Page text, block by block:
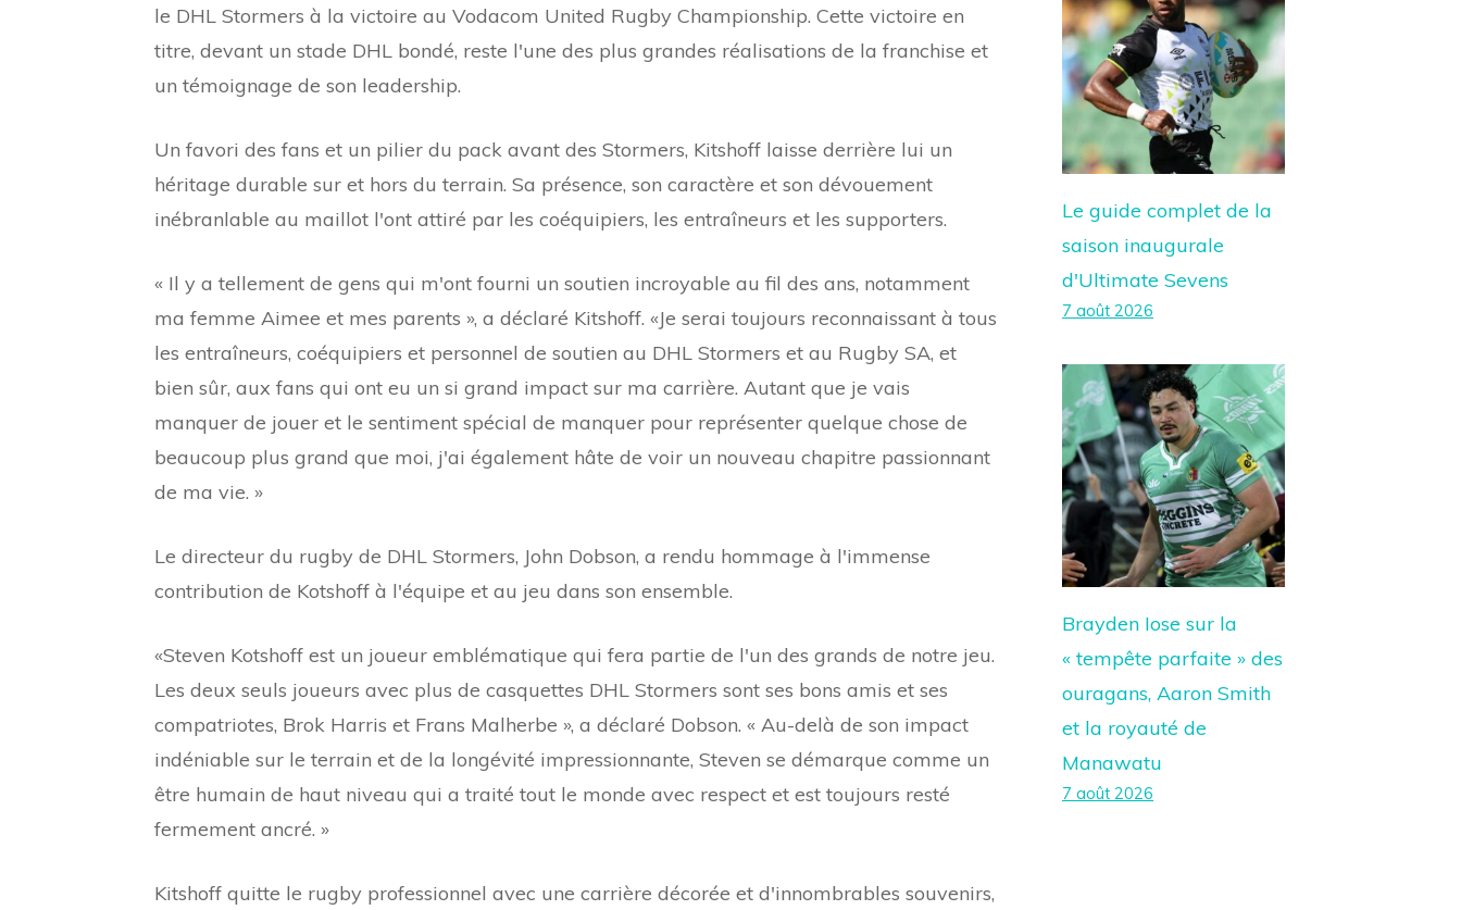
le DHL Stormers à la victoire au Vodacom United Rugby Championship. Cette victoire en
titre, devant un stade DHL bondé, reste l'une des plus grandes réalisations de la franchise et
un témoignage de son leadership.
Un favori des fans et un pilier du pack avant des Stormers, Kitshoff laisse derrière lui un
héritage durable sur et hors du terrain. Sa présence, son caractère et son dévouement
inébranlable au maillot l'ont attiré par les coéquipiers, les entraîneurs et les supporters.
« Il y a tellement de gens qui m'ont fourni un soutien incroyable au fil des ans, notamment
ma femme Aimee et mes parents », a déclaré Kitshoff. «Je serai toujours reconnaissant à tous
les entraîneurs, coéquipiers et personnel de soutien au DHL Stormers et au Rugby SA, et
bien sûr, aux fans qui ont eu un si grand impact sur ma carrière. Autant que je vais
manquer de jouer et le sentiment spécial de manquer pour représenter quelque chose de
beaucoup plus grand que moi, j'ai également hâte de voir un nouveau chapitre passionnant
de ma vie. »
Le directeur du rugby de DHL Stormers, John Dobson, a rendu hommage à l'immense
contribution de Kotshoff à l'équipe et au jeu dans son ensemble.
«Steven Kotshoff est un joueur emblématique qui fera partie de l'un des grands de notre jeu.
Les deux seuls joueurs avec plus de casquettes DHL Stormers sont ses bons amis et ses
compatriotes, Brok Harris et Frans Malherbe », a déclaré Dobson. « Au-delà de son impact
indéniable sur le terrain et de la longévité impressionnante, Steven se démarque comme un
être humain de haut niveau qui a traité tout le monde avec respect et est toujours resté
fermement ancré. »
Kitshoff quitte le rugby professionnel avec une carrière décorée et d'innombrables souvenirs,
Le guide complet de la
saison inaugurale
d'Ultimate Sevens
7 août 2026
Brayden Iose sur la
« tempête parfaite » des
ouragans, Aaron Smith
et la royauté de
Manawatu
7 août 2026